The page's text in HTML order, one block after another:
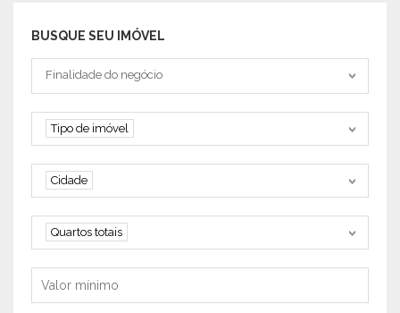
BUSQUE SEU IMÓVEL
Tipo negociação
Finalidade do negócio
Tipo de imóvel
Tipo de imóvel
Cidade
Cidade
Quartos
Quartos totais
Valor mínimo